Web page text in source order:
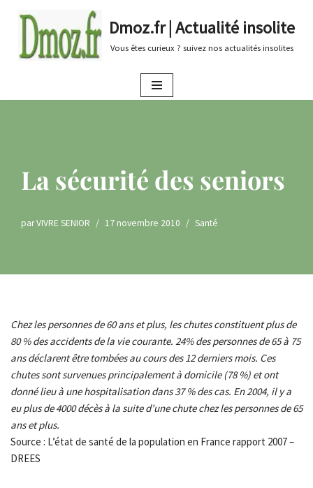
au
Dmoz.fr | Actualité insolite
Vous êtes curieux ? suivez nos actualités insolites
La sécurité des seniors
parVIVRE SENIOR 17 novembre 2010 Santé
Chez les personnes de 60 ans et plus, les chutes constituent plus de
80 % des accidents de la vie courante. 24% des personnes de 65 à 75
ans déclarent être tombées au cours des 12 derniers mois. Ces
chutes sont survenues principalement à domicile (78 %) et ont
donné lieu à une hospitalisation dans 37 % des cas. En 2004, il y a
eu plus de 4000 décès à la suite d’une chute chez les personnes de 65
ans et plus.
Source : L’état de santé de la population en France rapport 2007 –
DREES